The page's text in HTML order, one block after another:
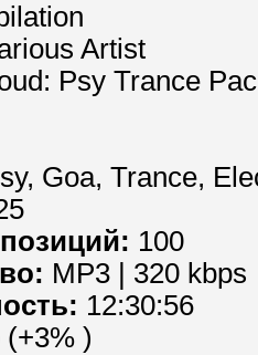
Artist
Psy Trance
Goa, Trance,
100
MP3 | 320 kbps
12:30:56
(+3% )